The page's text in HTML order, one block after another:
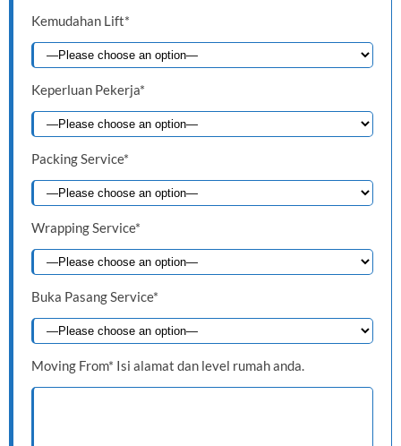
Kemudahan Lift*
Keperluan Pekerja*
Packing Service*
Wrapping Service*
Buka Pasang Service*
Moving From* Isi alamat dan level rumah anda.